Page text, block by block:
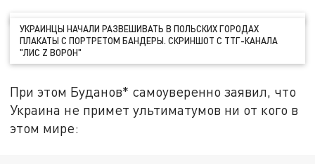
УКРАИНЦЫ НАЧАЛИ РАЗВЕШИВАТЬ В ПОЛЬСКИХ ГОРОДАХ
ПЛАКАТЫ С ПОРТРЕТОМ БАНДЕРЫ. СКРИНШОТ С ТТГ-КАНАЛА
"ЛИС Z ВОРОН"
При этом Буданов* самоуверенно заявил, что
Украина не примет ультиматумов ни от кого в
этом мире: